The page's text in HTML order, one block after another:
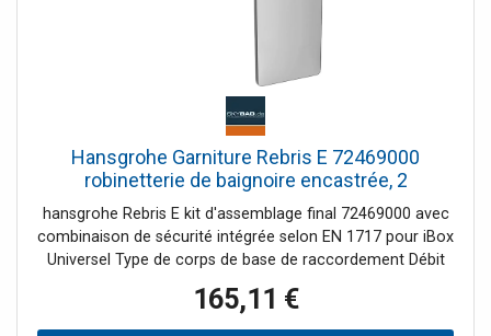
Hansgrohe Garniture Rebris E 72469000
robinetterie de baignoire encastrée, 2
Verbraucher , avec combinaison de sécurité
intégrée, chromé
hansgrohe Rebris E kit d'assemblage final 72469000 avec
combinaison de sécurité intégrée selon EN 1717 pour iBox
Universel Type de corps de base de raccordement Débit
système de mélange en céramique Limite de température
réglable Inverseur à réarmement automatique Clapet anti-
165,11 €